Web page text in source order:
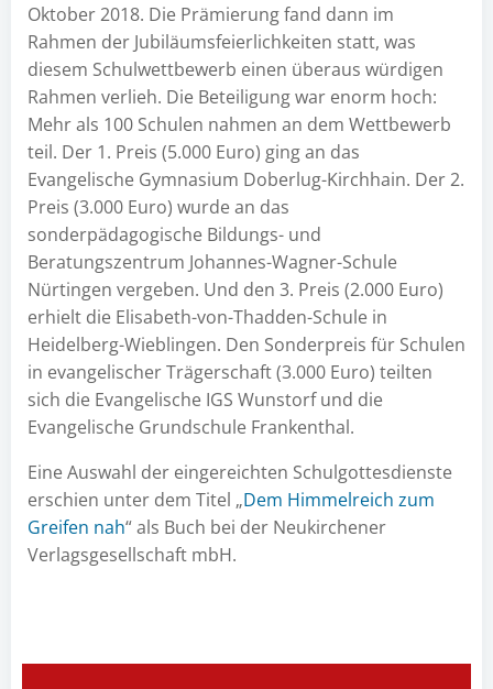
Oktober 2018. Die Prämierung fand dann im
Rahmen der Jubiläumsfeierlichkeiten statt, was
diesem Schulwettbewerb einen überaus würdigen
Rahmen verlieh. Die Beteiligung war enorm hoch:
Mehr als 100 Schulen nahmen an dem Wettbewerb
teil. Der 1. Preis (5.000 Euro) ging an das
Evangelische Gymnasium Doberlug-Kirchhain. Der 2.
Preis (3.000 Euro) wurde an das
sonderpädagogische Bildungs- und
Beratungszentrum Johannes-Wagner-Schule
Nürtingen vergeben. Und den 3. Preis (2.000 Euro)
erhielt die Elisabeth-von-Thadden-Schule in
Heidelberg-Wieblingen. Den Sonderpreis für Schulen
in evangelischer Trägerschaft (3.000 Euro) teilten
sich die Evangelische IGS Wunstorf und die
Evangelische Grundschule Frankenthal.
Eine Auswahl der eingereichten Schulgottesdienste
erschien unter dem Titel „Dem Himmelreich zum
Greifen nah“ als Buch bei der Neukirchener
Verlagsgesellschaft mbH.